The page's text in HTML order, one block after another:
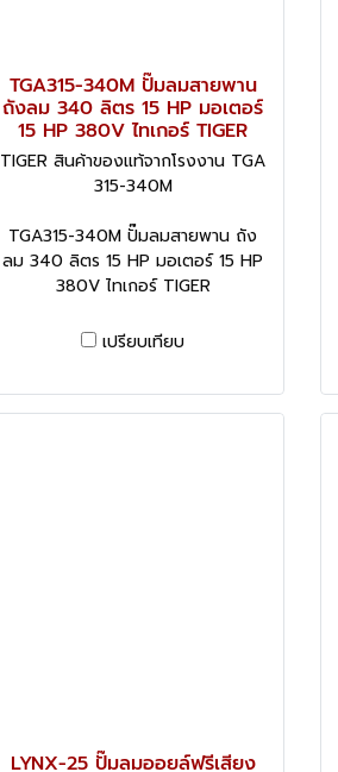
TGA315-340M ปั๊มลมสายพาน
ถังลม 340 ลิตร 15 HP มอเตอร์
15 HP 380V ไทเกอร์ TIGER
TIGER สินค้าของแท้จากโรงงาน TGA
315-340M
TGA315-340M ปั๊มลมสายพาน ถัง
ลม 340 ลิตร 15 HP มอเตอร์ 15 HP
380V ไทเกอร์ TIGER
เปรียบเทียบ
LYNX-25 ปั๊มลมออยล์ฟรีเสียง